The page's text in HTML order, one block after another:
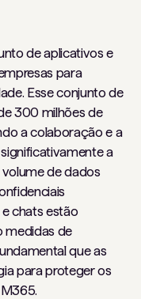
de aplicativos e
para
Esse conjunto de
300 milhões de
a colaboração e a
a
de dados
chats estão
medidas de
que as
para proteger os